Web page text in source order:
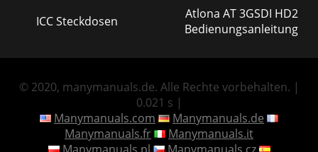
ICC Steckdosen
Atlona AT 3GSDI HD2
Bedienungsanleitung
© 2020, manymanuals.de. Alle Rechte vorbehalten. |
0.021 s |
Manymanuals.com
Manymanuals.de
Manymanuals.fr
Manymanuals.it